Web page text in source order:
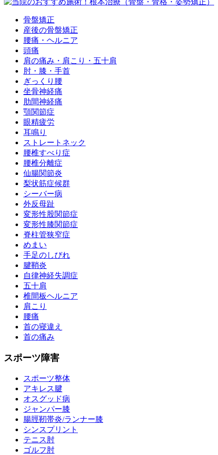
骨盤矯正
産後の骨盤矯正
腰痛・ヘルニア
頭痛
肩の痛み・肩こり・五十肩
肘・膝・手首
ぎっくり腰
坐骨神経痛
肋間神経痛
顎関節症
眼精疲労
耳鳴り
ストレートネック
腰椎すべり症
腰椎分離症
仙腸関節炎
梨状筋症候群
シーバー病
外反母趾
変形性股関節症
変形性膝関節症
脊柱管狭窄症
めまい
手足のしびれ
腱鞘炎
自律神経失調症
五十肩
椎間板ヘルニア
肩こり
腰痛
首の寝違え
首の痛み
スポーツ障害
スポーツ整体
アキレス腱
オスグッド病
ジャンパー膝
腸脛靭帯炎/ランナー膝
シンスプリント
テニス肘
ゴルフ肘